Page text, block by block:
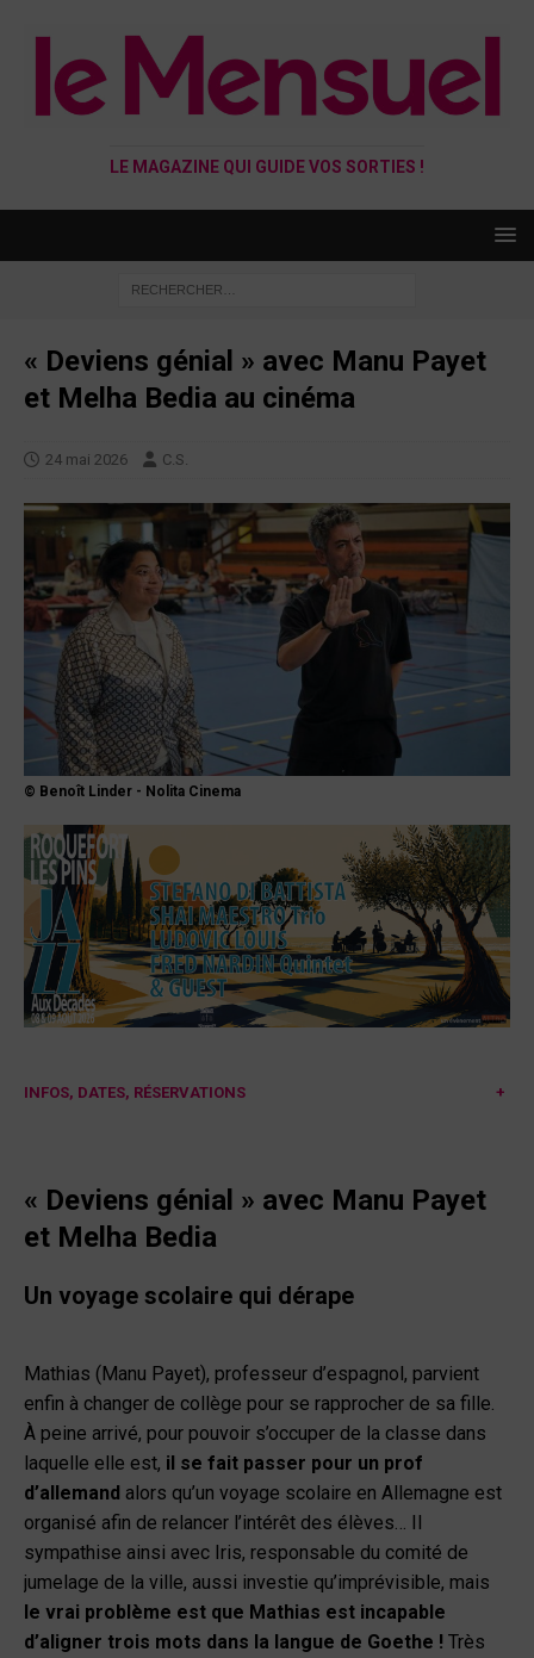
LE MAGAZINE QUI GUIDE VOS SORTIES !
« Deviens génial » avec Manu Payet
et Melha Bedia au cinéma
24 mai 2026 C.S.
© Benoît Linder - Nolita Cinema
INFOS, DATES, RÉSERVATIONS +
« Deviens génial » avec Manu Payet
et Melha Bedia
Un voyage scolaire qui dérape
Mathias (Manu Payet), professeur d’espagnol, parvient
enfin à changer de collège pour se rapprocher de sa fille.
À peine arrivé, pour pouvoir s’occuper de la classe dans
laquelle elle est, il se fait passer pour un prof
d’allemand alors qu’un voyage scolaire en Allemagne est
organisé afin de relancer l’intérêt des élèves… Il
sympathise ainsi avec Iris, responsable du comité de
jumelage de la ville, aussi investie qu’imprévisible, mais
le vrai problème est que Mathias est incapable
d’aligner trois mots dans la langue de Goethe ! Très